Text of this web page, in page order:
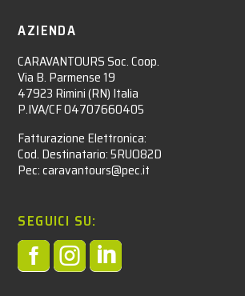
AZIENDA
CARAVANTOURS Soc. Coop.
Via B. Parmense 19
47923 Rimini (RN) Italia
P.IVA/CF 04707660405
Fatturazione Elettronica:
Cod. Destinatario: 5RUO82D
Pec: caravantours@pec.it
SEGUICI SU:
